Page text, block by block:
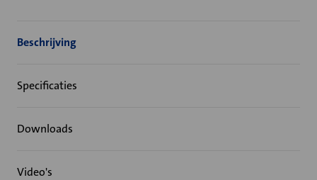
Beschrijving
Specificaties
Downloads
Video's